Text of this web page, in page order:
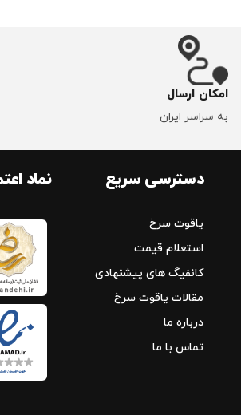
امکان ارسال
به سراسر ایران
دسترسی سریع
یاقوت سرخ
استعلام قیمت
کانفیگ های پیشنهادی
مقالات یاقوت سرخ
درباره ما
تماس با ما
نماد